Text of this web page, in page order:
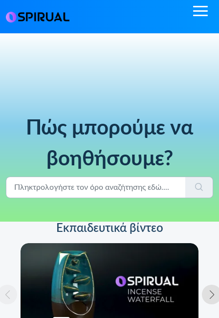
Πώς μπορούμε να
βοηθήσουμε?
Εκπαιδευτικά βίντεο